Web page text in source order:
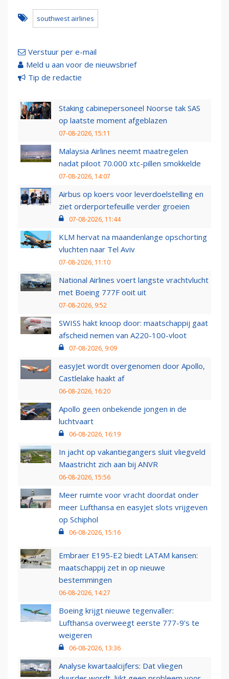
southwest airlines
Verstuur per e-mail
Meld u aan voor de nieuwsbrief
Tip de redactie
Staking cabinepersoneel Noorse tak SAS
op laatste moment afgeblazen
07-08-2026, 15:11
Malaysia Airlines neemt maatregelen
nadat piloot 70.000 xtc-pillen smokkelde
07-08-2026, 14:07
Airbus op koers voor leverdoelstelling en
ziet orderportefeuille verder groeien
07-08-2026, 11:44
KLM hervat na maandenlange opschorting
vluchten naar Tel Aviv
07-08-2026, 11:10
National Airlines voert langste vrachtvlucht
met Boeing 777F ooit uit
07-08-2026, 9:52
SWISS hakt knoop door: maatschappij gaat
afscheid nemen van A220-100-vloot
07-08-2026, 9:09
easyJet wordt overgenomen door Apollo,
Castlelake haakt af
06-08-2026, 16:20
Apollo geen onbekende jongen in de
luchtvaart
06-08-2026, 16:19
In jacht op vakantiegangers sluit vliegveld
Maastricht zich aan bij ANVR
06-08-2026, 15:56
Meer ruimte voor vracht doordat onder
meer Lufthansa en easyJet slots vrijgeven
op Schiphol
06-08-2026, 15:16
Embraer E195-E2 biedt LATAM kansen:
maatschappij zet in op nieuwe
bestemmingen
06-08-2026, 14:27
Boeing krijgt nieuwe tegenvaller:
Lufthansa overweegt eerste 777-9’s te
weigeren
06-08-2026, 13:36
Analyse kwartaalcijfers: Dat vliegen